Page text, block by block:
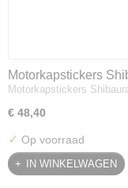
Motorkapstickers
Motorkapstickers
€ 48,40
✓ Op voorraad
IN WINKELWAGEN